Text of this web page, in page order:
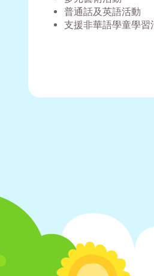
普通話及英語活動
支援非華語學童學習